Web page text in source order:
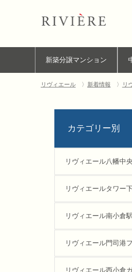
新築分譲マンション
リヴィエール 新着情報 リ
カテゴリー別
リヴィエール八幡中
リヴィエールタワー
リヴィエール南小倉
リヴィエール門司港
リヴィエール西小倉